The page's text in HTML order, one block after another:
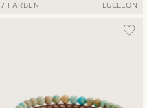
7 FARBEN LUCLEON